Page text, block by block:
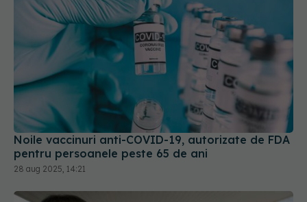
Noile vaccinuri anti-COVID-19, autorizate de FDA
pentru persoanele peste 65 de ani
28 aug 2025, 14:21